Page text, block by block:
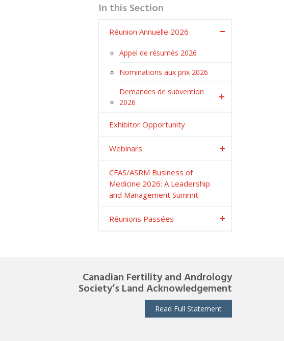
In this Section
Réunion Annuelle 2026
Appel de résumés 2026
Nominations aux prix 2026
Demandes de subvention
2026
Exhibitor Opportunity
Webinars
CFAS/ASRM Business of
Medicine 2026: A Leadership
and Management Summit
Réunions Passées
Canadian Fertility and Andrology
Society’s Land Acknowledgement
Read Full Statement